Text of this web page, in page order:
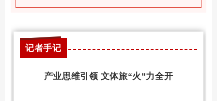
记者手记
产业思维引领 文体旅“火”力全开